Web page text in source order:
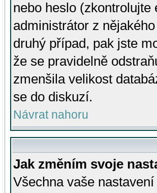
nebo heslo
administrátor z
druhý případ, pak jste
že se pravidelně
zmenšila velikost
se do diskuzí.
Návrat nahoru
Jak změním svoje
Všechna vaše